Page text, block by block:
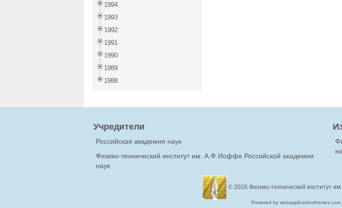
1994
1993
1992
1991
1990
1989
1988
Учредители
Российская академия наук
Физико-технический институт им. А.Ф.Иоффе Российской академии
наук
© 2026 Физико-технический институт
Powered by webapplicationthemes.com